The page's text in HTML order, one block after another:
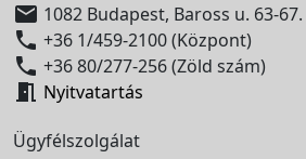
 1082 Budapest, Baross u. 63-67.
 +36 1/459-2100 (Központ)
 +36 80/277-256 (Zöld szám)
 Nyitvatartás
Ügyfélszolgálat